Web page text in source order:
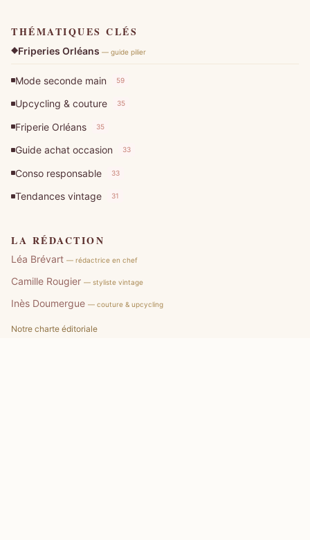
THÉMATIQUES CLÉS
Friperies Orléans — guide pilier
Mode seconde main 59
Upcycling & couture 35
Friperie Orléans 35
Guide achat occasion 33
Conso responsable 33
Tendances vintage 31
LA RÉDACTION
Léa Brévart — rédactrice en chef
Camille Rougier — styliste vintage
Inès Doumergue — couture & upcycling
Notre charte éditoriale